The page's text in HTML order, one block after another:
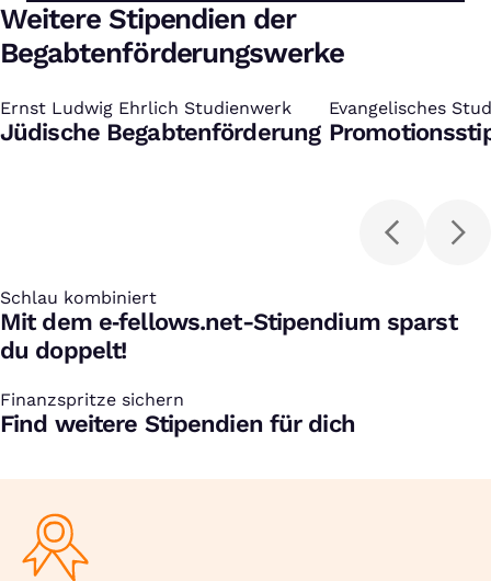
Weitere Stipendien der
Begabtenförderungswerke
Ernst Ludwig Ehrlich Studienwerk
:
Jüdische Begabtenförderung
Evangelisches
:
Schlau kombiniert
:
Mit dem e‑fellows.net-Stipendium sparst
du doppelt!
Finanzspritze sichern
:
Find weitere Stipendien für dich